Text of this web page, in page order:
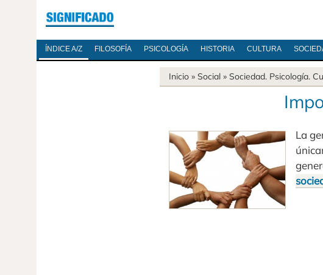
ÍNDICE A/Z FILOSOFÍA PSICOLOGÍA HISTORIA CULTURA
Inicio » Social » Sociedad. Psicología.
La